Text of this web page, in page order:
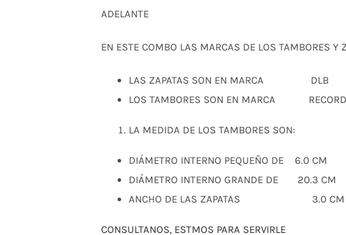
$ 68,00.
ADELANTE
EN ESTE COMBO LAS MARCAS DE LOS TAMBORES Y
LAS ZAPATAS SON EN MARCA DLB
LOS TAMBORES SON EN MARCA RECORD
LA MEDIDA DE LOS TAMBORES SON:
DIÁMETRO INTERNO PEQUEÑO DE 6.0 CM
DIÁMETRO INTERNO GRANDE DE 20.3 CM
ANCHO DE LAS ZAPATAS 3.0 CM
CONSULTANOS, ESTMOS PARA SERVIRLE